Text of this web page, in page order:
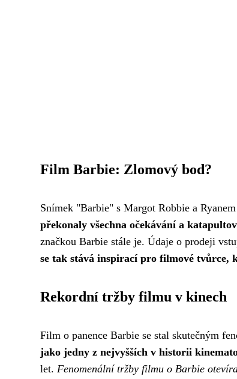
Film Barbie: Zlomový bod?
Snímek "Barbie" s Margot Robbie a
překonaly všechna očekávání a
značkou Barbie stále je. Údaje o prodeji
se tak stává inspirací pro filmové
Rekordní tržby filmu v kinech
Film o panence Barbie se stal skutečným
jako jedny z nejvyšších v historii
let. Fenomenální tržby filmu o Barbie